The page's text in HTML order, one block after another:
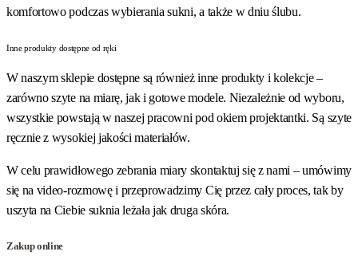
komfortowo podczas wybierania sukni, a także w dniu ślubu.
Inne produkty dostępne od ręki
W naszym sklepie dostępne są również inne produkty i kolekcje –
zarówno szyte na miarę, jak i gotowe modele. Niezależnie od wyboru,
wszystkie powstają w naszej pracowni pod okiem projektantki. Są szyte
ręcznie z wysokiej jakości materiałów.
W celu prawidłowego zebrania miary skontaktuj się z nami – umówimy
się na video-rozmowę i przeprowadzimy Cię przez cały proces, tak by
uszyta na Ciebie suknia leżała jak druga skóra.
Zakup online